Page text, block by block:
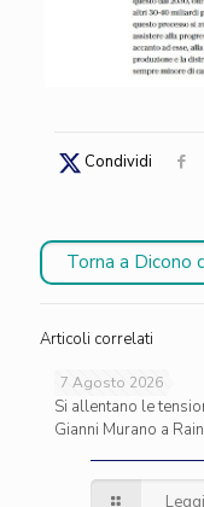
Condividi
Torna a Dicono
Articoli correlati
7 Agosto 2026
Si allentano le
Gianni Murano a